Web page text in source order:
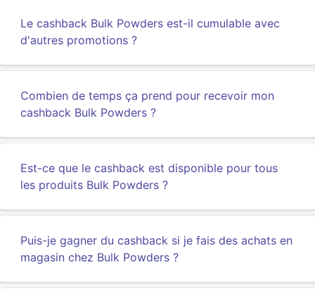
Le cashback Bulk Powders est-il cumulable avec
d'autres promotions ?
Combien de temps ça prend pour recevoir mon
cashback Bulk Powders ?
Est-ce que le cashback est disponible pour tous
les produits Bulk Powders ?
Puis-je gagner du cashback si je fais des achats en
magasin chez Bulk Powders ?